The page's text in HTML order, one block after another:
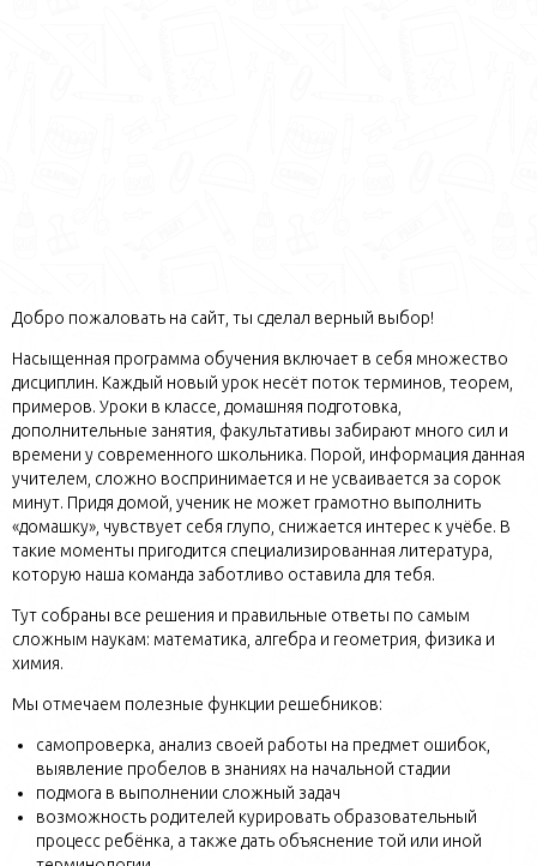
Добро пожаловать на сайт, ты сделал верный выбор!
Насыщенная программа обучения включает в себя множество
дисциплин. Каждый новый урок несёт поток терминов, теорем,
примеров. Уроки в классе, домашняя подготовка,
дополнительные занятия, факультативы забирают много сил и
времени у современного школьника. Порой, информация данная
учителем, сложно воспринимается и не усваивается за сорок
минут. Придя домой, ученик не может грамотно выполнить
«домашку», чувствует себя глупо, снижается интерес к учёбе. В
такие моменты пригодится специализированная литература,
которую наша команда заботливо оставила для тебя.
Тут собраны все решения и правильные ответы по самым
сложным наукам: математика, алгебра и геометрия, физика и
химия.
Мы отмечаем полезные функции решебников:
самопроверка, анализ своей работы на предмет ошибок,
выявление пробелов в знаниях на начальной стадии
подмога в выполнении сложный задач
возможность родителей курировать образовательный
процесс ребёнка, а также дать объяснение той или иной